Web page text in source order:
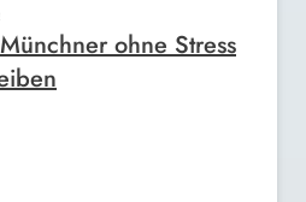
ohne Stress